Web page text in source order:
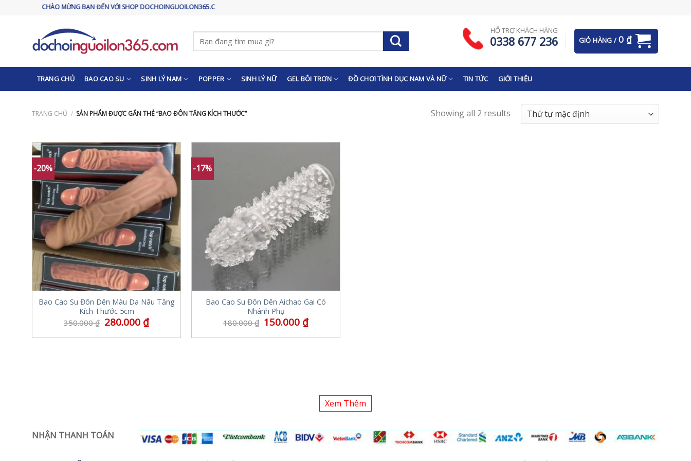
CHÀO MỪNG BẠN ĐẾN VỚI SHOP DOCHOINGUOILON365.COM
Tìm
kiếm:
HỖ TRỢ KHÁCH HÀNG
0338 677 236 GIỎ HÀNG / 0 ₫
TRANG CHỦ BAO CAO SU SINH LÝ NAM POPPER SINH LÝ NỮ GEL BÔI TRƠN ĐỒ CHƠI TÌNH DỤC NAM VÀ NỮ TIN TỨC GIỚI THIỆU
TRANG CHỦ / SẢN PHẨM ĐƯỢC GẮN THẺ “BAO ĐÔN TĂNG KÍCH THƯỚC” Showing all 2 results
-20%
Bao Cao Su Đôn Dên Màu Da Nâu Tăng
Kích Thước 5cm
350.000₫ 280.000 ₫
-17%
Bao Cao Su Đôn Dên Aichao Gai Có
Nhánh Phụ
180.000₫ 150.000 ₫
Xem Thêm
NHẬN THANH TOÁN